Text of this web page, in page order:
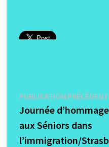
Navigation
de
l’article
PUBLICATION
Journée d’hommage
aux Séniors dans
l’immigration/